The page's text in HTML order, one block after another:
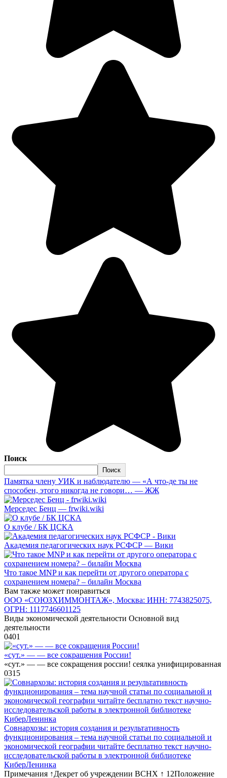
Поиск
Поиск
Памятка члену УИК и наблюдателю — «А что-де ты не
способен, этого никогда не говори… — ЖЖ
Мерседес Бенц — frwiki.wiki
О клубе / БК ЦСКА
Академия педагогических наук РСФСР — Вики
Что такое MNP и как перейти от другого оператора с
сохранением номера? – билайн Москва
Вам также может понравиться
ООО «СОЮЗХИММОНТАЖ», Москва: ИНН: 7743825075,
ОГРН: 1117746601125
Виды экономической деятельности Основной вид
деятельности
0401
«сут.» — — все сокращения России!
«сут.» — — все сокращения россии! сеялка унифицированная
0315
Совнархозы: история создания и результативность
функционирования – тема научной статьи по социальной и
экономической географии читайте бесплатно текст научно-
исследовательской работы в электронной библиотеке
КиберЛенинка
Примечания ↑Декрет об учреждении ВСНХ ↑ 12Положение